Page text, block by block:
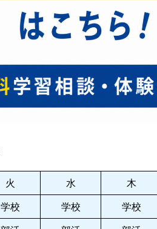
火 水 木
学校 学校 学校